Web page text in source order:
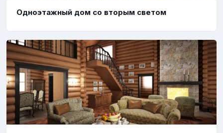
Одноэтажный дом со вторым светом